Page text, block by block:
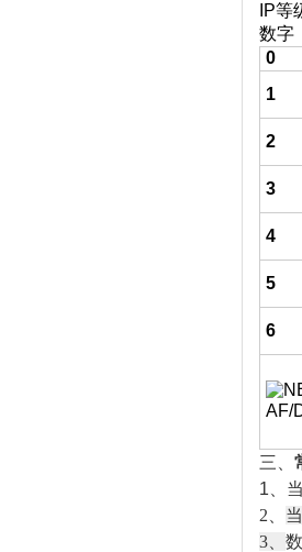
IP等
数字
0
1
2
3
4
5
6
三、
1、
2、
3、